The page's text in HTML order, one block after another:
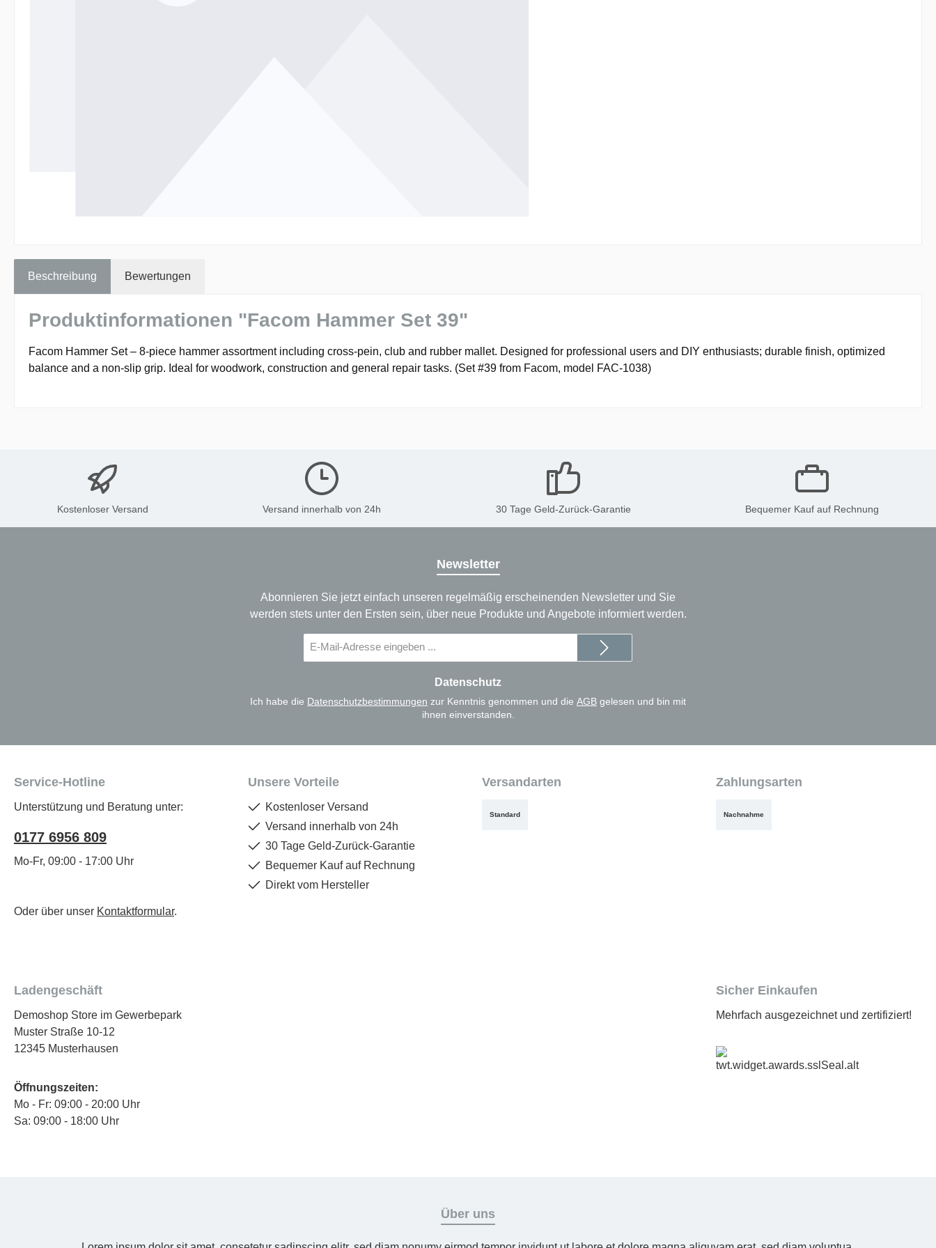
Beschreibung Bewertungen
Produktinformationen "Facom Hammer Set 39"
Facom Hammer Set – 8-piece hammer assortment including cross-pein, club and rubber mallet. Designed for professional users and DIY enthusiasts; durable finish, optimized
balance and a non-slip grip. Ideal for woodwork, construction and general repair tasks. (Set #39 from Facom, model FAC-1038)
Kostenloser Versand Versand innerhalb von 24h 30 Tage Geld-Zurück-Garantie Bequemer Kauf auf Rechnung
Newsletter
Abonnieren Sie jetzt einfach unseren regelmäßig erscheinenden Newsletter und Sie
werden stets unter den Ersten sein, über neue Produkte und Angebote informiert werden.
Mail-
Datenschutz
Ich habe die Datenschutzbestimmungen zur Kenntnis genommen und die AGB gelesen und bin mit
ihnen einverstanden.
Service-Hotline
Unterstützung und Beratung unter:
0177 6956 809
Mo-Fr, 09:00 - 17:00 Uhr
Oder über unser Kontaktformular.
Unsere Vorteile
Kostenloser Versand
Versand innerhalb von 24h
30 Tage Geld-Zurück-Garantie
Bequemer Kauf auf Rechnung
Direkt vom Hersteller
Versandarten
Standard
Zahlungsarten
Nachnahme
Ladengeschäft
Demoshop Store im Gewerbepark
Muster Straße 10-12
12345 Musterhausen
Öffnungszeiten:
Mo - Fr: 09:00 - 20:00 Uhr
Sa: 09:00 - 18:00 Uhr
Sicher Einkaufen
Mehrfach ausgezeichnet und zertifiziert!
Über uns